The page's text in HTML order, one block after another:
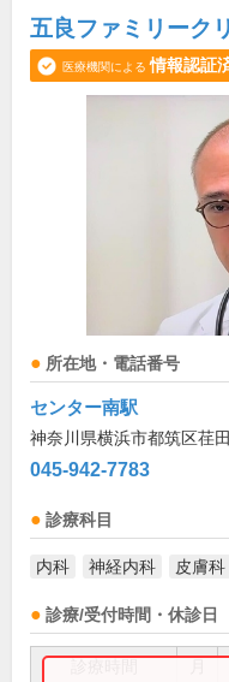
五良ファミリーク
医療機関による 情報認証
所在地・電話番号
センター南駅
神奈川県横浜市都筑区荏
045-942-7783
診療科目
内科 神経内科 皮膚科
診療/受付時間・休診日